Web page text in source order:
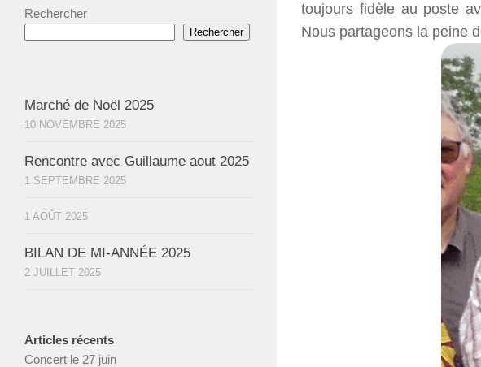
toujours fidèle au poste
Nous partageons la peine
Rechercher
Rechercher
Marché de Noël 2025
10 NOVEMBRE 2025
Rencontre avec Guillaume aout 2025
1 SEPTEMBRE 2025
1 AOÛT 2025
BILAN DE MI-ANNÉE 2025
2 JUILLET 2025
Articles récents
Concert le 27 juin